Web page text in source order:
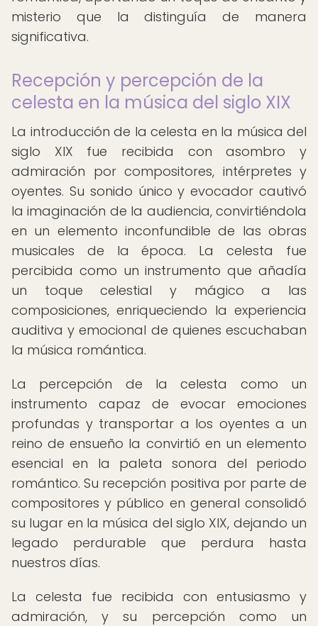
misterio que la distinguía de manera
significativa.
Recepción y percepción de la
celesta en la música del siglo XIX
La introducción de la celesta en la música del
siglo XIX fue recibida con asombro y
admiración por compositores, intérpretes y
oyentes. Su sonido único y evocador cautivó
la imaginación de la audiencia, convirtiéndola
en un elemento inconfundible de las obras
musicales de la época. La celesta fue
percibida como un instrumento que añadía
un toque celestial y mágico a las
composiciones, enriqueciendo la experiencia
auditiva y emocional de quienes escuchaban
la música romántica.
La percepción de la celesta como un
instrumento capaz de evocar emociones
profundas y transportar a los oyentes a un
reino de ensueño la convirtió en un elemento
esencial en la paleta sonora del periodo
romántico. Su recepción positiva por parte de
compositores y público en general consolidó
su lugar en la música del siglo XIX, dejando un
legado perdurable que perdura hasta
nuestros días.
La celesta fue recibida con entusiasmo y
admiración, y su percepción como un